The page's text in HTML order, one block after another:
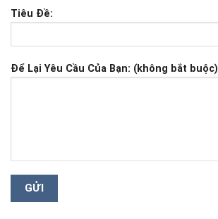
Tiêu Đề:
Để Lại Yêu Cầu Của Bạn: (không bắt buộc)